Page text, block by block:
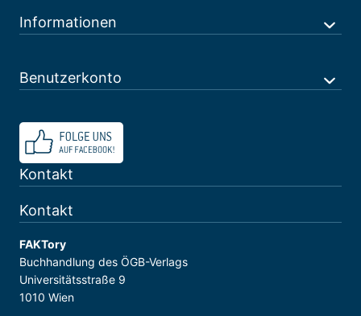
Informationen
Benutzerkonto
Kontakt
Kontakt
FAKTory
Buchhandlung des ÖGB-Verlags
Universitätsstraße 9
1010 Wien